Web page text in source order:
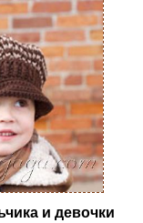
и девочки